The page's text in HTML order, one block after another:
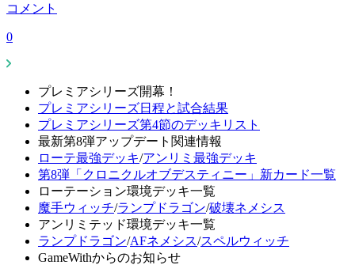
コメント
0
プレミアシリーズ開幕！
プレミアシリーズ日程と試合結果
プレミアシリーズ第4節のデッキリスト
最新第8弾アップデート関連情報
ローテ最強デッキ/アンリミ最強デッキ
第8弾「クロニクルオブデスティニー」新カード一覧
ローテーション環境デッキ一覧
魔手ウィッチ/ランプドラゴン/破壊ネメシス
アンリミテッド環境デッキ一覧
ランプドラゴン/AFネメシス/スペルウィッチ
GameWithからのお知らせ